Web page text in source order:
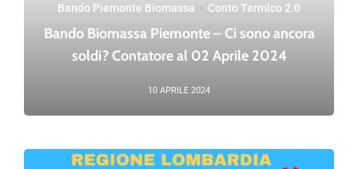
Bando Piemonte Biomassa · Conto Termico 2.0
Bando Biomassa Piemonte – Ci sono ancora
soldi? Contatore al 02 Aprile 2024
10 APRILE 2024